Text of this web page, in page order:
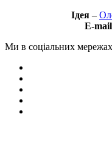
Ідея –
E-
Ми в соціальних мережах